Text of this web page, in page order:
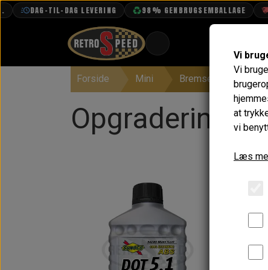
DAG-TIL-DAG LEVERING 98% GENBRUGSEMBALLAGE FRI
PROJEKTER
TEKNISK DATA
Forside Mini Bremser
Opgraderinger
Vi
Vi
at
vi
Læs